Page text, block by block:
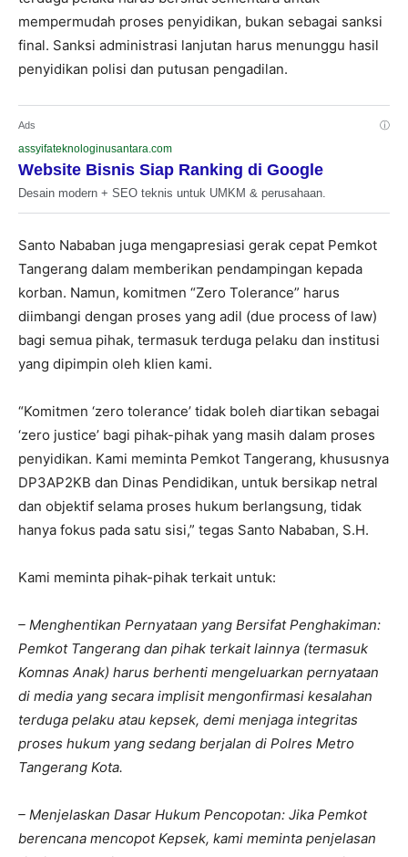
mempermudah proses penyidikan, bukan sebagai sanksi
final. Sanksi administrasi lanjutan harus menunggu hasil
penyidikan polisi dan putusan pengadilan.
Ads ⓘ
assyifateknologinusantara.com
Website Bisnis Siap Ranking di Google
Desain modern + SEO teknis untuk UMKM & perusahaan.
Santo Nababan juga mengapresiasi gerak cepat Pemkot
Tangerang dalam memberikan pendampingan kepada
korban. Namun, komitmen “Zero Tolerance” harus
diimbangi dengan proses yang adil (due process of law)
bagi semua pihak, termasuk terduga pelaku dan institusi
yang dipimpin oleh klien kami.
“Komitmen ‘zero tolerance’ tidak boleh diartikan sebagai
‘zero justice’ bagi pihak-pihak yang masih dalam proses
penyidikan. Kami meminta Pemkot Tangerang, khususnya
DP3AP2KB dan Dinas Pendidikan, untuk bersikap netral
dan objektif selama proses hukum berlangsung, tidak
hanya fokus pada satu sisi,” tegas Santo Nababan, S.H.
Kami meminta pihak-pihak terkait untuk:
– Menghentikan Pernyataan yang Bersifat Penghakiman:
Pemkot Tangerang dan pihak terkait lainnya (termasuk
Komnas Anak) harus berhenti mengeluarkan pernyataan
di media yang secara implisit mengonfirmasi kesalahan
terduga pelaku atau kepsek, demi menjaga integritas
proses hukum yang sedang berjalan di Polres Metro
Tangerang Kota.
– Menjelaskan Dasar Hukum Pencopotan: Jika Pemkot
berencana mencopot Kepsek, kami meminta penjelasan